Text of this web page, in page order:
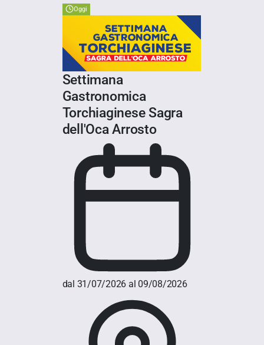
Oggi
Settimana
Gastronomica
Torchiaginese Sagra
dell'Oca Arrosto
dal 31/07/2026 al 09/08/2026